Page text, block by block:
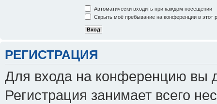
Автоматически входить при каждом посещении
Скрыть моё пребывание на конференции в этот
РЕГИСТРАЦИЯ
Для входа на конференцию вы
Регистрация занимает всего